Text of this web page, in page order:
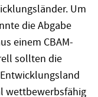
Um
die Abgabe
einem CBAM-
sollten die
wettbewerbsfähig